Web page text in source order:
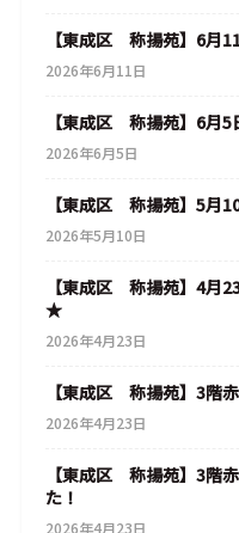
【東成区 称揚苑】6月
2026年6月11日
【東成区 称揚苑】6月
2026年6月5日
【東成区 称揚苑】5月
2026年5月10日
【東成区 称揚苑】4月
★
2026年4月23日
【東成区 称揚苑】3階
2026年4月23日
【東成区 称揚苑】3階
た！
2026年4月23日